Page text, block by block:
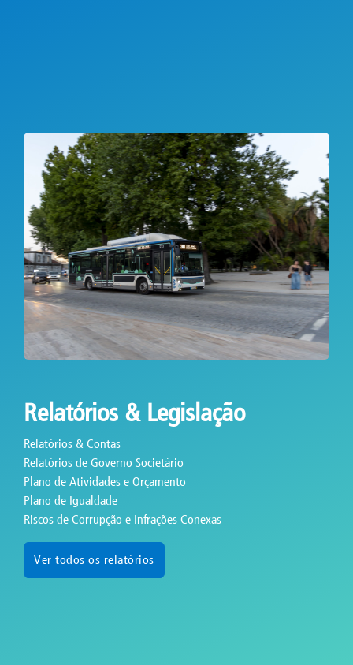
Relatórios & Legislação
Relatórios & Contas
Relatórios de Governo Societário
Plano de Atividades e Orçamento
Plano de Igualdade
Riscos de Corrupção e Infrações Conexas
Ver todos os relatórios